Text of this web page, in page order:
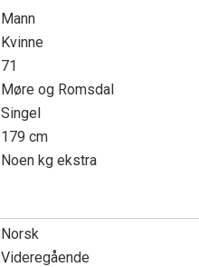
Mann
Kvinne
71
Møre og Romsdal
Singel
179 cm
Noen kg ekstra
Norsk
Videregående